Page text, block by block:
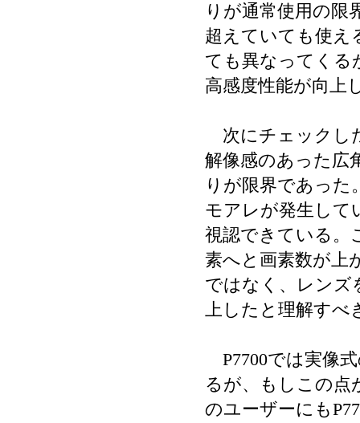
りが通常使用の限
超えていても使え
ても異なってくる
高感度性能が向上
次にチェックし
解像感のあった広
りが限界であった
モアレが発生して
視認できている。
素へと画素数が上
ではなく、レンズ
上したと理解すべ
P7700では実像
るが、もしこの点
のユーザーにも